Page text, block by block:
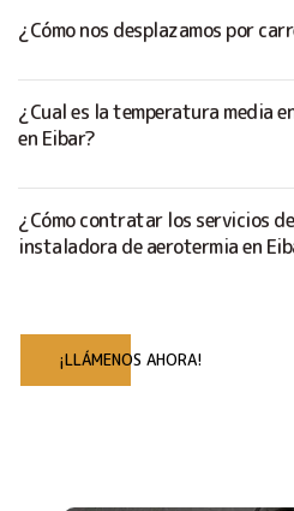
¿Cómo nos desplazamos por
¿Cual es la temperatura media
en Eibar?
¿Cómo contratar los servicios
instaladora de aerotermia en
¡LLÁMENOS AHORA!